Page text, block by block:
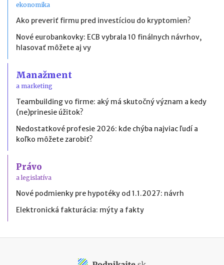
ekonomika
Ako preveriť firmu pred investíciou do kryptomien?
Nové eurobankovky: ECB vybrala 10 finálnych návrhov,
hlasovať môžete aj vy
Manažment
a marketing
Teambuilding vo firme: aký má skutočný význam a kedy
(ne)prinesie úžitok?
Nedostatkové profesie 2026: kde chýba najviac ľudí a
koľko môžete zarobiť?
Právo
a legislatíva
Nové podmienky pre hypotéky od 1.1.2027: návrh
Elektronická fakturácia: mýty a fakty